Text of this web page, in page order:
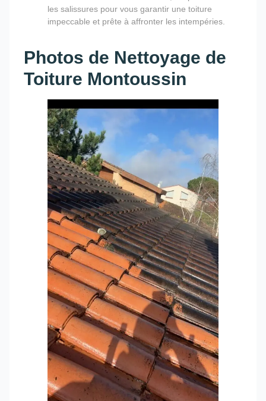
les salissures pour vous garantir une toiture
impeccable et prête à affronter les intempéries.
Photos de Nettoyage de
Toiture Montoussin